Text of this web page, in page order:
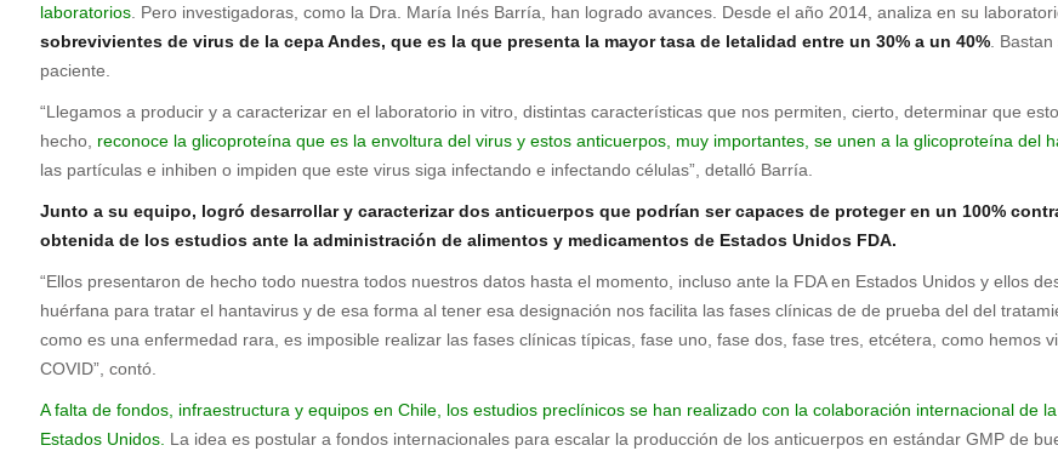
laboratorios . Pero investigadoras, como la Dra. María Inés Barría, han logrado avances. Desde el año 2014, analiza en su
sobrevivientes de virus de la cepa Andes, que es la que presenta la mayor tasa de letalidad entre un 30% a un 40% .
paciente.
“Llegamos a producir y a caracterizar en el laboratorio in vitro, distintas características que nos permiten, cierto, determinar que
hecho, reconoce la glicoproteína que es la envoltura del virus y estos anticuerpos, muy importantes, se unen a la glicoproteína del
las partículas e inhiben o impiden que este virus siga infectando e infectando células”, detalló Barría.
Junto a su equipo, logró desarrollar y caracterizar dos anticuerpos que podrían ser capaces de proteger en un 100%
obtenida de los estudios ante la administración de alimentos y medicamentos de Estados Unidos FDA.
“Ellos presentaron de hecho todo nuestra todos nuestros datos hasta el momento, incluso ante la FDA en Estados Unidos y ellos
huérfana para tratar el hantavirus y de esa forma al tener esa designación nos facilita las fases clínicas de de prueba del del
como es una enfermedad rara, es imposible realizar las fases clínicas típicas, fase uno, fase dos, fase tres, etcétera, como hemos
COVID”, contó.
A falta de fondos, infraestructura y equipos en Chile, los estudios preclínicos se han realizado con la colaboración internacional de
Estados Unidos. La idea es postular a fondos internacionales para escalar la producción de los anticuerpos en estándar GMP de